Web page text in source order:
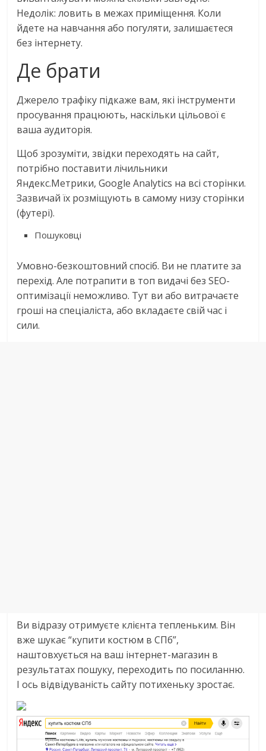
Недолік: ловить в межах приміщення. Коли
йдете на навчання або погуляти, залишаєтеся
без інтернету.
Де брати
Джерело трафіку підкаже вам, які інструменти
просування працюють, наскільки цільової є
ваша аудиторія.
Щоб зрозуміти, звідки переходять на сайт,
потрібно поставити лічильники
Яндекс.Метрики, Google Analytics на всі сторінки.
Зазвичай їх розміщують в самому низу сторінки
(футері).
Пошуковці
Умовно-безкоштовний спосіб. Ви не платите за
перехід. Але потрапити в топ видачі без SEO-
оптимізації неможливо. Тут ви або витрачаєте
гроші на спеціаліста, або вкладаєте свій час і
сили.
Ви відразу отримуєте клієнта тепленьким. Він
вже шукає “купити костюм в СПб”,
наштовхується на ваш інтернет-магазин в
результатах пошуку, переходить по посиланню.
І ось відвідуваність сайту потихеньку зростає.